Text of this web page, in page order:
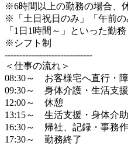
※6時間以上の勤務の場合、
※「土日祝日のみ」「午前の
「1日1時間～」といった勤
※シフト制
------------------------------
＜仕事の流れ＞
08:30～ お客様宅へ直行・
09:30～ 身体介護・生活支
12:00～ 休憩
13:15～ 生活支援・身体介
16:30～ 帰社、記録・事務
17:30～ 勤務終了